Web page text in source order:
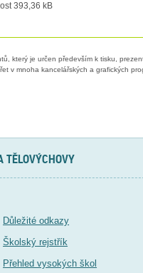
393,36 kB
který je určen především k tisku,
v mnoha kancelářských a grafických
TĚLOVÝCHOVY
Důležité odkazy
Školský rejstřík
Přehled vysokých škol